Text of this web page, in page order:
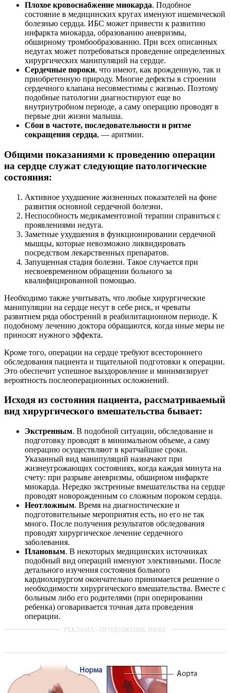
Плохое кровоснабжение миокарда. Подобное
состояние в медицинских кругах именуют ишемической
болезнью сердца. ИБС может привести к развитию
инфаркта миокарда, образованию аневризмы,
обширному тромбообразованию. При всех описанных
недугах может потребоваться проведение определенных
хирургических манипуляций на сердце.
Сердечные пороки, что имеют, как врожденную, так и
приобретенную природу. Многие дефекты в строении
сердечного клапана несовместимы с жизнью. Поэтому
подобные патологии диагностируют еще во
внутриутробном периоде, а саму операцию проводят в
первые дни жизни малыша.
Сбои в частоте, последовательности и ритме
сокращения сердца, — аритмии.
Общими показаниями к проведению операции
на сердце служат следующие патологические
состояния:
Активное ухудшение жизненных показателей на фоне
развития основной сердечной болезни.
Неспособность медикаментозной терапии справиться с
проявлениями недуга.
Заметные ухудшения в функционировании сердечной
мышцы, которые невозможно ликвидировать
посредством лекарственных препаратов.
Запущенная стадия болезни. Такое случается при
несвоевременном обращении больного за
квалифицированной помощью.
Необходимо также учитывать, что любые хирургические
манипуляции на сердце несут в себе риск, и чреваты
развитием ряда обострений в реабилитационном периоде. К
подобному лечению доктора обращаются, когда иные меры не
приносят нужного эффекта.
Кроме того, операции на сердце требуют всестороннего
обследования пациента и тщательной подготовки к операции.
Это обеспечит успешное выздоровление и минимизирует
вероятность послеоперационных осложнений.
Исходя из состояния пациента, рассматриваемый
вид хирургического вмешательства бывает:
Экстренным. В подобной ситуации, обследование и
подготовку проводят в минимальном объеме, а саму
операцию осуществляют в кратчайшие сроки.
Указанный вид манипуляций назначают при
жизнеугрожающих состояниях, когда каждая минута на
счету: при разрыве аневризмы, обширном инфаркте
миокарда. Нередко экстренные вмешательства на сердце
проводят новорожденным со сложным пороком сердца.
Неотложным. Время на диагностические и
подготовительные мероприятия есть, но его не так
много. После получения результатов обследования
проводят хирургическое лечение сердечного
заболевания.
Плановым. В некоторых медицинских источниках
подобный вид операций именуют элективными. После
детального изучения состояния больного
кардиохирургом окончательно принимается решение о
необходимости хирургического вмешательства. Вместе с
больным либо его родителями (при оперировании
ребенка) оговаривается точная дата проведения
операции.